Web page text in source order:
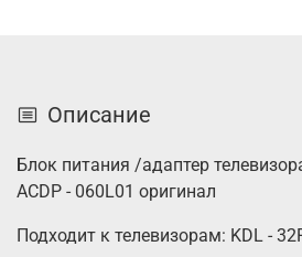
Описание
Блок питания /адаптер
ACDP - 060L01 оригинал
Подходит к телевизорам: KDL -